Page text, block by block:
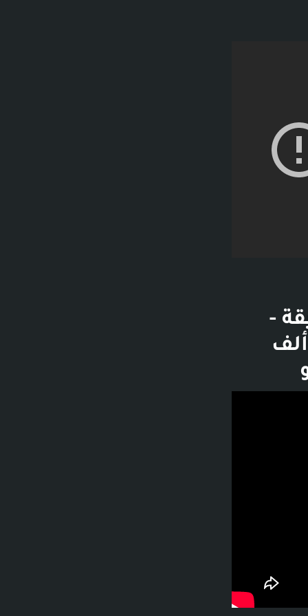
#1 !! - 30 دقيقة -
الانتقال إلى القناة - دستور DSTOR I - 452 ألف